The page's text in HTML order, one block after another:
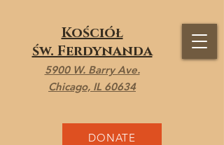
Kościół
św. Ferdynanda
5900 W. Barry Ave.
Chicago, IL 60634
DONATE